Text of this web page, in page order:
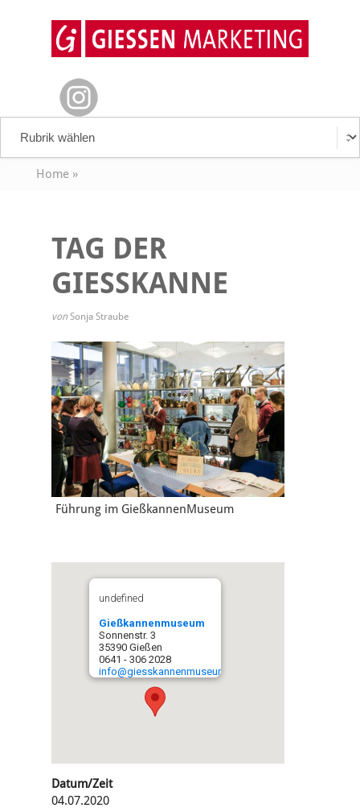
Home»
TAG DER
GIESSKANNE
von Sonja Straube
Führung im GießkannenMuseum
undefined
Gießkannenmuseum
Sonnenstr. 3
35390 Gießen
0641 - 306 2028
info@giesskannenmuseum.de
Datum/Zeit
04.07.2020